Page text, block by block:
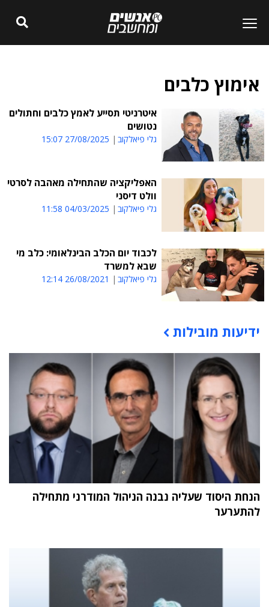
אימוץ כלבים
איטרניטי תסייע לאמץ כלבים וחתולים
נטושים
גלי פיאלקוב 27/08/2025 15:07
האפליקציה שהתחילה מאהבה לסרטי
וולט דיסני
גלי פיאלקוב 04/03/2025 11:58
לכבוד יום הכלב הבינלאומי: כלב מי
שבא למשרד
גלי פיאלקוב 26/08/2021 12:14
תוכן פרסומי
ידיעות מובילות
הנחת היסוד שעליה נבנה הניהול המודרני מתחילה
להתערער